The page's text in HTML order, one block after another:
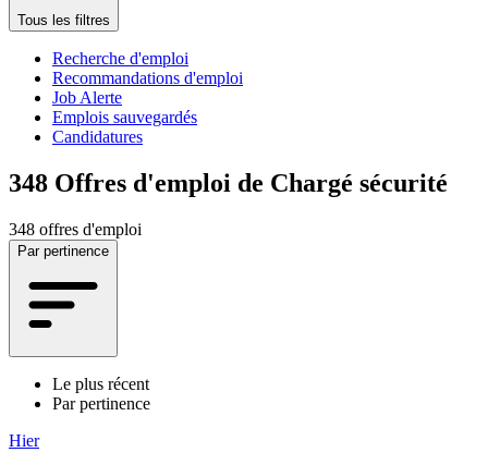
Tous les filtres
Recherche d'emploi
Recommandations d'emploi
Job Alerte
Emplois sauvegardés
Candidatures
348 Offres d'emploi de Chargé sécurité
348 offres d'emploi
Par pertinence
Le plus récent
Par pertinence
Hier